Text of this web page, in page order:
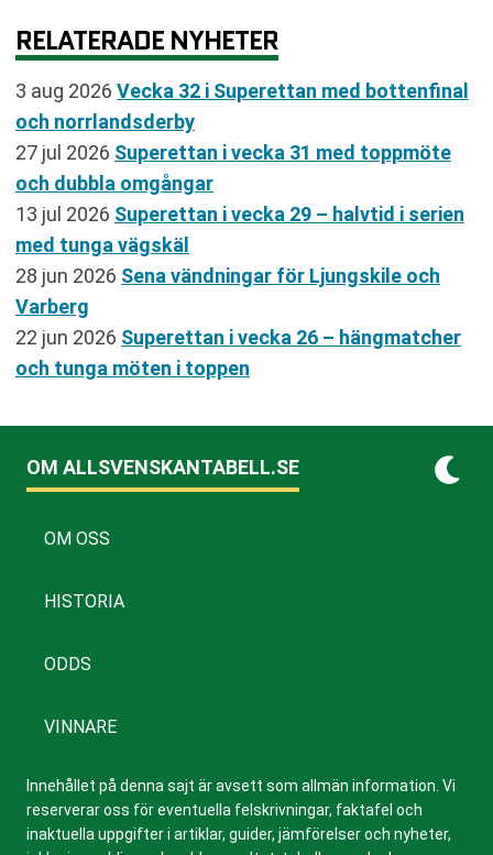
RELATERADE NYHETER
3 aug 2026 Vecka 32 i Superettan med bottenfinal
och norrlandsderby
27 jul 2026 Superettan i vecka 31 med toppmöte
och dubbla omgångar
13 jul 2026 Superettan i vecka 29 – halvtid i serien
med tunga vägskäl
28 jun 2026 Sena vändningar för Ljungskile och
Varberg
22 jun 2026 Superettan i vecka 26 – hängmatcher
och tunga möten i toppen
OM ALLSVENSKANTABELL.SE
OM OSS
HISTORIA
ODDS
VINNARE
Innehållet på denna sajt är avsett som allmän information. Vi
reserverar oss för eventuella felskrivningar, faktafel och
inaktuella uppgifter i artiklar, guider, jämförelser och nyheter,